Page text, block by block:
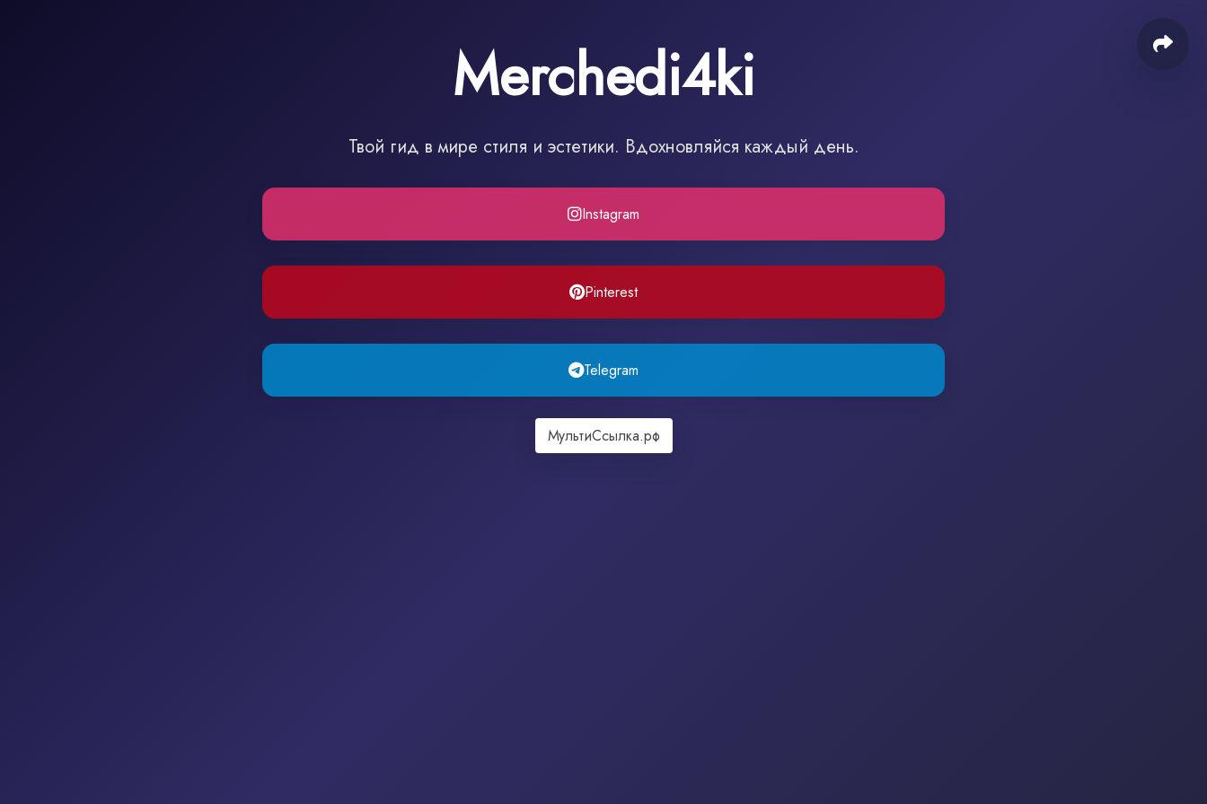
Merchedi4ki
Твой гид в мире стиля и эстетики. Вдохновляйся каждый день.
Instagram
Pinterest
Telegram
МультиСсылка.рф